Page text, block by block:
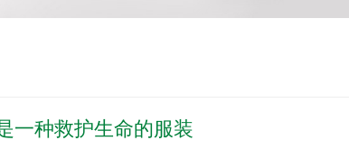
一种救护生命的服装